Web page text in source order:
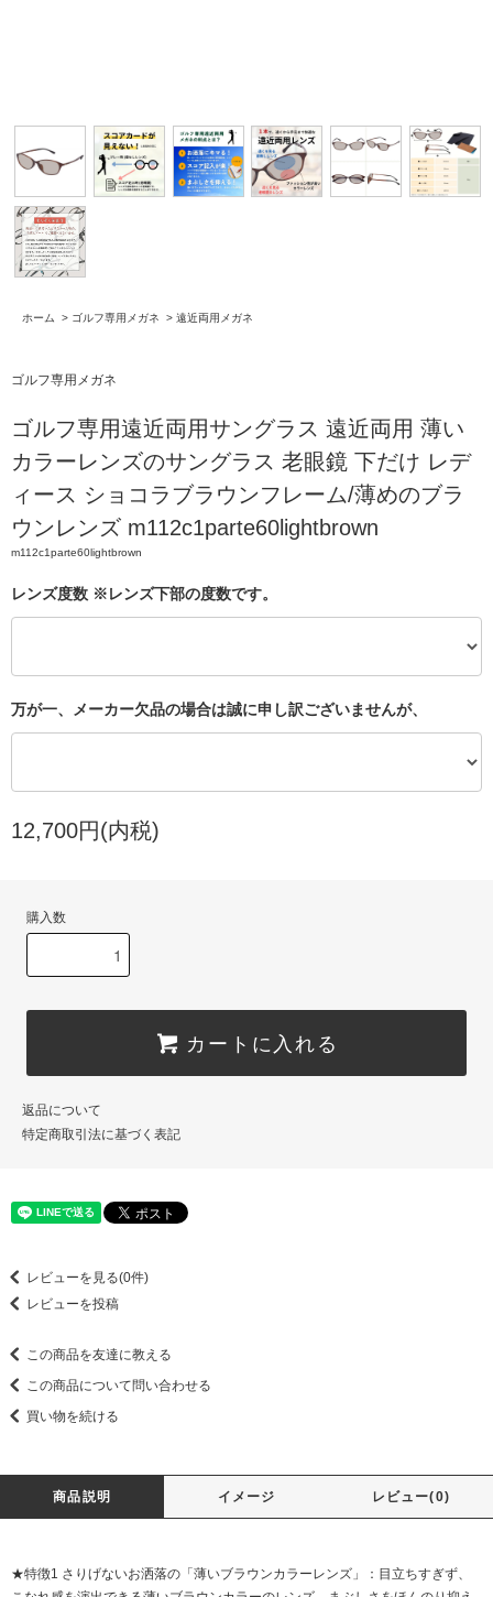
ホーム > ゴルフ専用メガネ > 遠近両用メガネ
ゴルフ専用メガネ
ゴルフ専用遠近両用サングラス 遠近両用 薄い
カラーレンズのサングラス 老眼鏡 下だけ レデ
ィース ショコラブラウンフレーム/薄めのブラ
ウンレンズ m112c1parte60lightbrown
m112c1parte60lightbrown
レンズ度数 ※レンズ下部の度数です。
万が一、メーカー欠品の場合は誠に申し訳ございませんが、
12,700円(内税)
購入数
カートに入れる
返品について
特定商取引法に基づく表記
レビューを見る(0件)
レビューを投稿
この商品を友達に教える
この商品について問い合わせる
買い物を続ける
商品説明 イメージ レビュー(0)
★特徴1 さりげないお洒落の「薄いブラウンカラーレンズ」：目立ちすぎず、